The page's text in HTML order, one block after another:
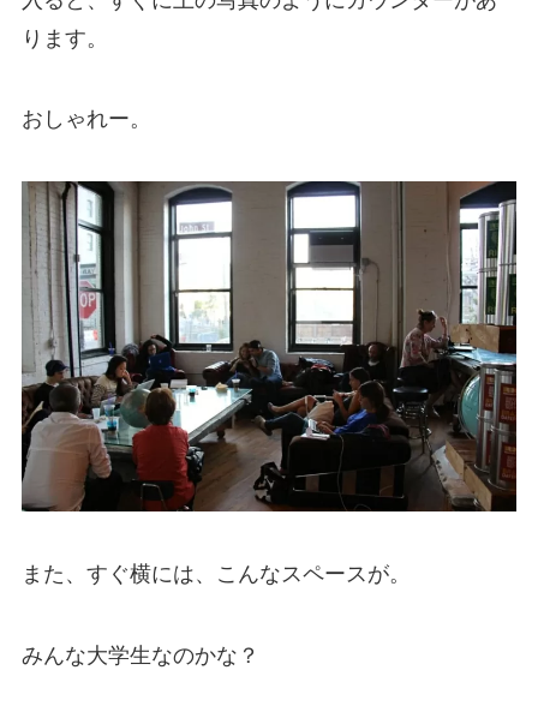
ります。
おしゃれー。
また、すぐ横には、こんなスペースが。
みんな大学生なのかな？